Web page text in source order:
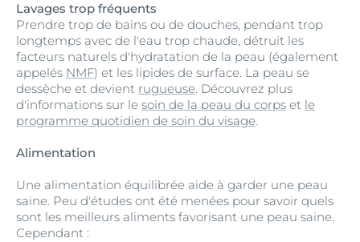
Lavages trop fréquents
Prendre trop de bains ou de douches, pendant trop
longtemps avec de l'eau trop chaude, détruit les
facteurs naturels d'hydratation de la peau (également
appelés NMF) et les lipides de surface. La peau se
dessèche et devient rugueuse. Découvrez plus
d'informations sur le soin de la peau du corps et le
programme quotidien de soin du visage.
Alimentation
Une alimentation équilibrée aide à garder une peau
saine. Peu d'études ont été menées pour savoir quels
sont les meilleurs aliments favorisant une peau saine.
Cependant :